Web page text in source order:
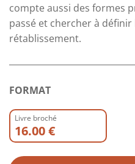
compte aussi des formes
passé et chercher à
rétablissement.
FORMAT
Livre broché
16.00 €